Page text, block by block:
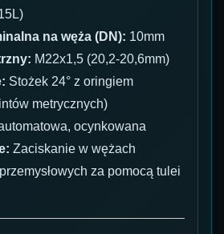
na węża (DN): 10mm
M22x1,5 (20,2-20,6mm)
Stożek 24° z oringiem
metrycznych)
ocynkowana
Zaciskanie w wężach
za pomocą tulei